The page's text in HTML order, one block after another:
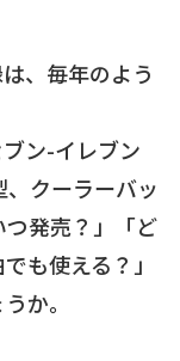
、毎年のよう
ン-イレブン
クーラーバッ
発売？」「ど
も使える？」
か。